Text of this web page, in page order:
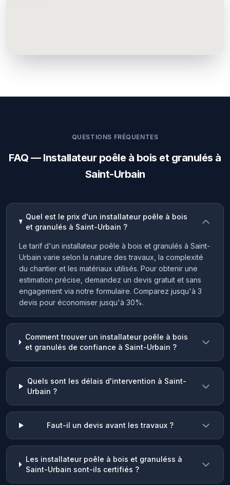
QUESTIONS FRÉQUENTES
FAQ — Installateur poêle à bois et granulés à
Saint-Urbain
Quel est le prix d'un installateur poêle à bois
et granulés à Saint-Urbain ?
Le tarif d'un installateur poêle à bois et granulés à Saint-
Urbain varie selon la nature des travaux, la complexité
du chantier et les matériaux utilisés. Pour obtenir une
estimation précise, demandez un devis gratuit et sans
engagement via notre formulaire. Comparez jusqu'à 3
devis pour économiser jusqu'à 30%.
Comment trouver un installateur poêle à bois
et granulés de confiance à Saint-Urbain ?
Quels sont les délais d'intervention à Saint-
Urbain ?
Faut-il un devis avant les travaux ?
Les installateur poêle à bois et granuléss à
Saint-Urbain sont-ils certifiés ?